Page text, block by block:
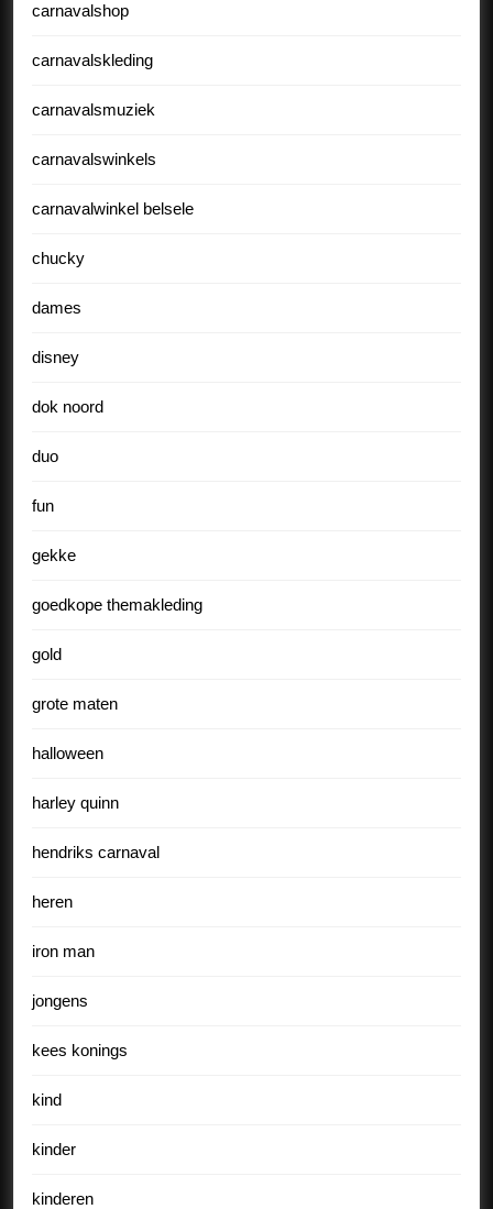
carnavalshop
carnavalskleding
carnavalsmuziek
carnavalswinkels
carnavalwinkel belsele
chucky
dames
disney
dok noord
duo
fun
gekke
goedkope themakleding
gold
grote maten
halloween
harley quinn
hendriks carnaval
heren
iron man
jongens
kees konings
kind
kinder
kinderen